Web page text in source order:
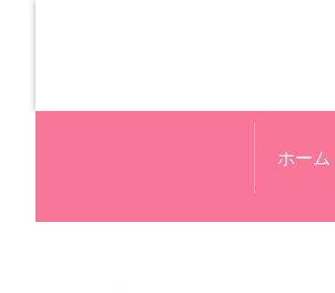
ホーム